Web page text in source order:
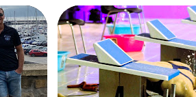
KRONIKAK-CRÓNICAS